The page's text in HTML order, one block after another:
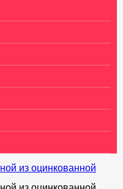
(ДЛЯ ПОЛА),